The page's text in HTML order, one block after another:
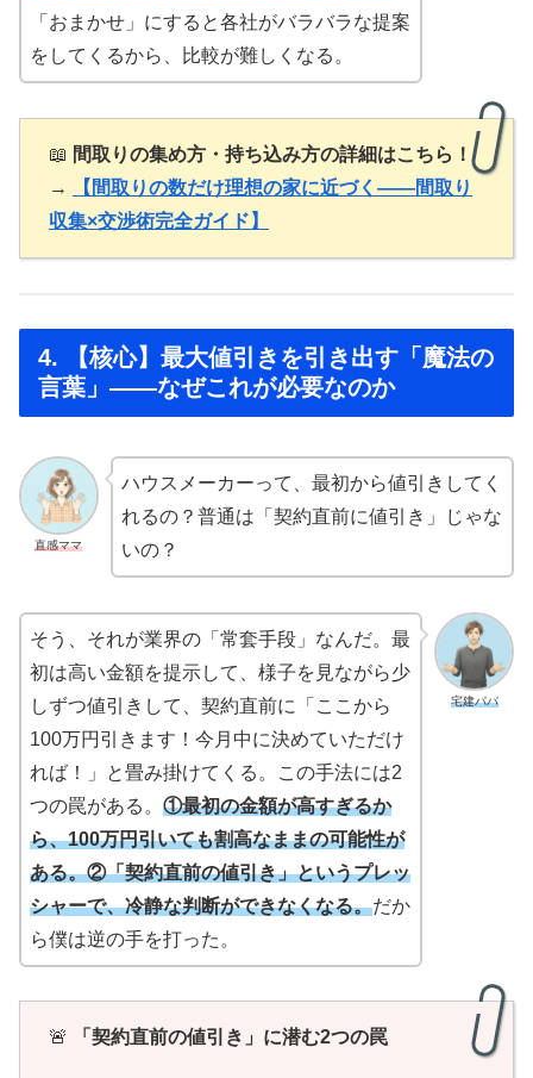
「おまかせ」にすると各社がバラバラな提案
をしてくるから、比較が難しくなる。
📖 間取りの集め方・持ち込み方の詳細はこちら！
→
【間取りの数だけ理想の家に近づく——間取り
収集×交渉術完全ガイド】
4. 【核心】最大値引きを引き出す「魔法の
言葉」——なぜこれが必要なのか
直感ママ
ハウスメーカーって、最初から値引きしてく
れるの？普通は「契約直前に値引き」じゃな
いの？
宅建パパ
そう、それが業界の「常套手段」なんだ。最
初は高い金額を提示して、様子を見ながら少
しずつ値引きして、契約直前に「ここから
100万円引きます！今月中に決めていただけ
れば！」と畳み掛けてくる。この手法には2
つの罠がある。 ①最初の金額が高すぎるか
ら、100万円引いても割高なままの可能性が
ある。②「契約直前の値引き」というプレッ
シャーで、冷静な判断ができなくなる。だか
ら僕は逆の手を打った。
🚨 「契約直前の値引き」に潜む2つの罠